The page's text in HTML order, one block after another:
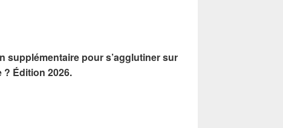
supplémentaire pour s’agglutiner sur
? Édition 2026.